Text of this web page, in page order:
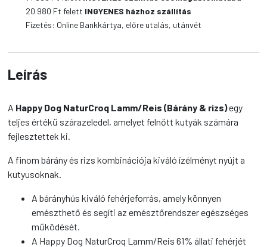
kutyatáp
mennyiség
20 980 Ft felett INGYENES házhoz szállítás
Fizetés: Online Bankkártya, előre utalás, utánvét
Leírás
A Happy Dog NaturCroq Lamm/Reis (Bárány & rizs)egy
teljes értékű szárazeledel, amelyet felnőtt kutyák számára
fejlesztettek ki.
A finom bárány és rizs kombinációja kiváló ízélményt nyújt a
kutyusoknak.
A bárányhús kiváló fehérjeforrás, amely könnyen
emészthető és segíti az emésztőrendszer egészséges
működését.
A Happy Dog NaturCroq Lamm/Reis 61% állati fehérjét